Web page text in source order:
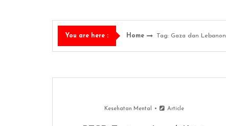
You are here : Home Tag: Gaza dan Lebanon
Kesehatan Mental Article